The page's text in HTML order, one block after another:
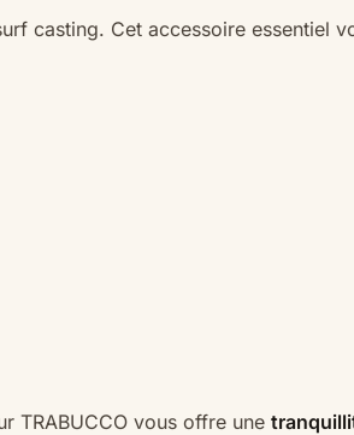
casting. Cet accessoire essentiel
TRABUCCO vous offre une